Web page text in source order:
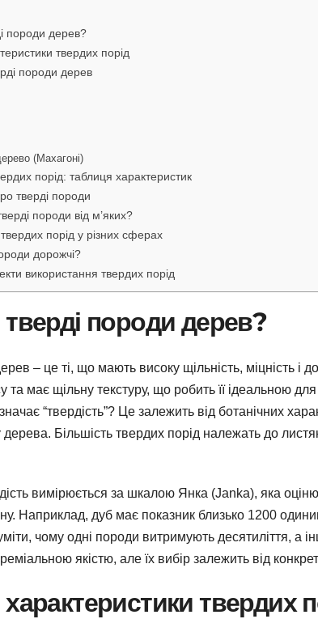
породи дерев?
твердих порід
породи дерев
(Махагоні)
порід: таблиця характеристик
тверді породи
породи від м’яких?
порід у різних сферах
дорожчі?
використання твердих порід
породи дерев?
– це ті, що мають високу щільність, міцність і
та має щільну текстуру, що робить її ідеальною
“твердість”? Це залежить від ботанічних
дерева. Більшість твердих порід належать до
вимірюється за шкалою Янка (Janka), яка
Наприклад, дуб має показник близько 1200
чому одні породи витримують десятиліття, а
якістю, але їх вибір залежить від
твердих